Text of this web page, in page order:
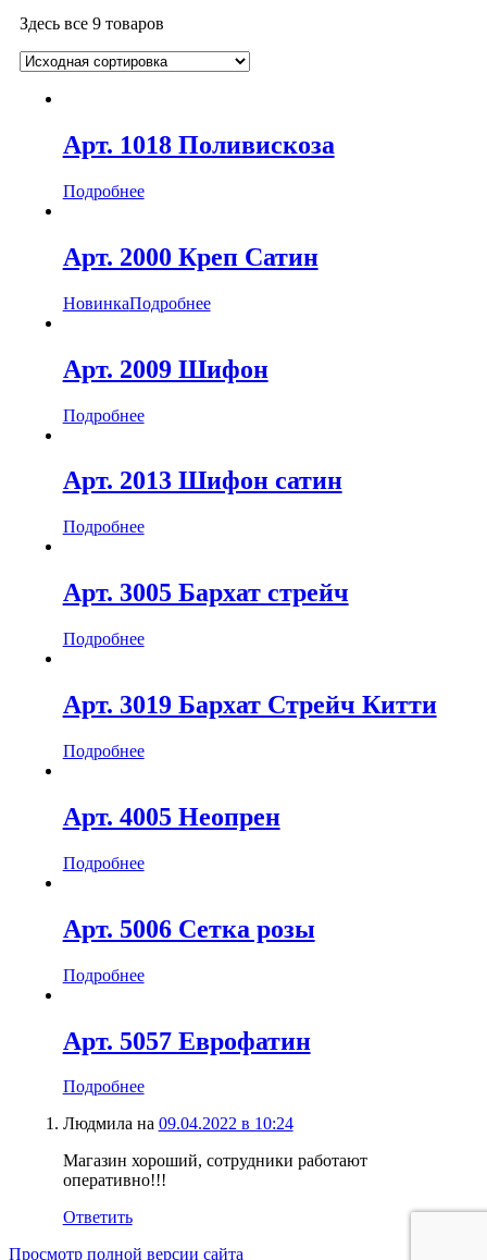
Здесь все 9 товаров
Арт. 1018 Поливискоза
Подробнее
Арт. 2000 Креп Сатин
НовинкаПодробнее
Арт. 2009 Шифон
Подробнее
Арт. 2013 Шифон сатин
Подробнее
Арт. 3005 Бархат стрейч
Подробнее
Арт. 3019 Бархат Стрейч Китти
Подробнее
Арт. 4005 Неопрен
Подробнее
Арт. 5006 Сетка розы
Подробнее
Арт. 5057 Еврофатин
Подробнее
Людмилана 09.04.2022 в 10:24
Магазин хороший, сотрудники работают
оперативно!!!
Ответить
Просмотр полной версии сайта